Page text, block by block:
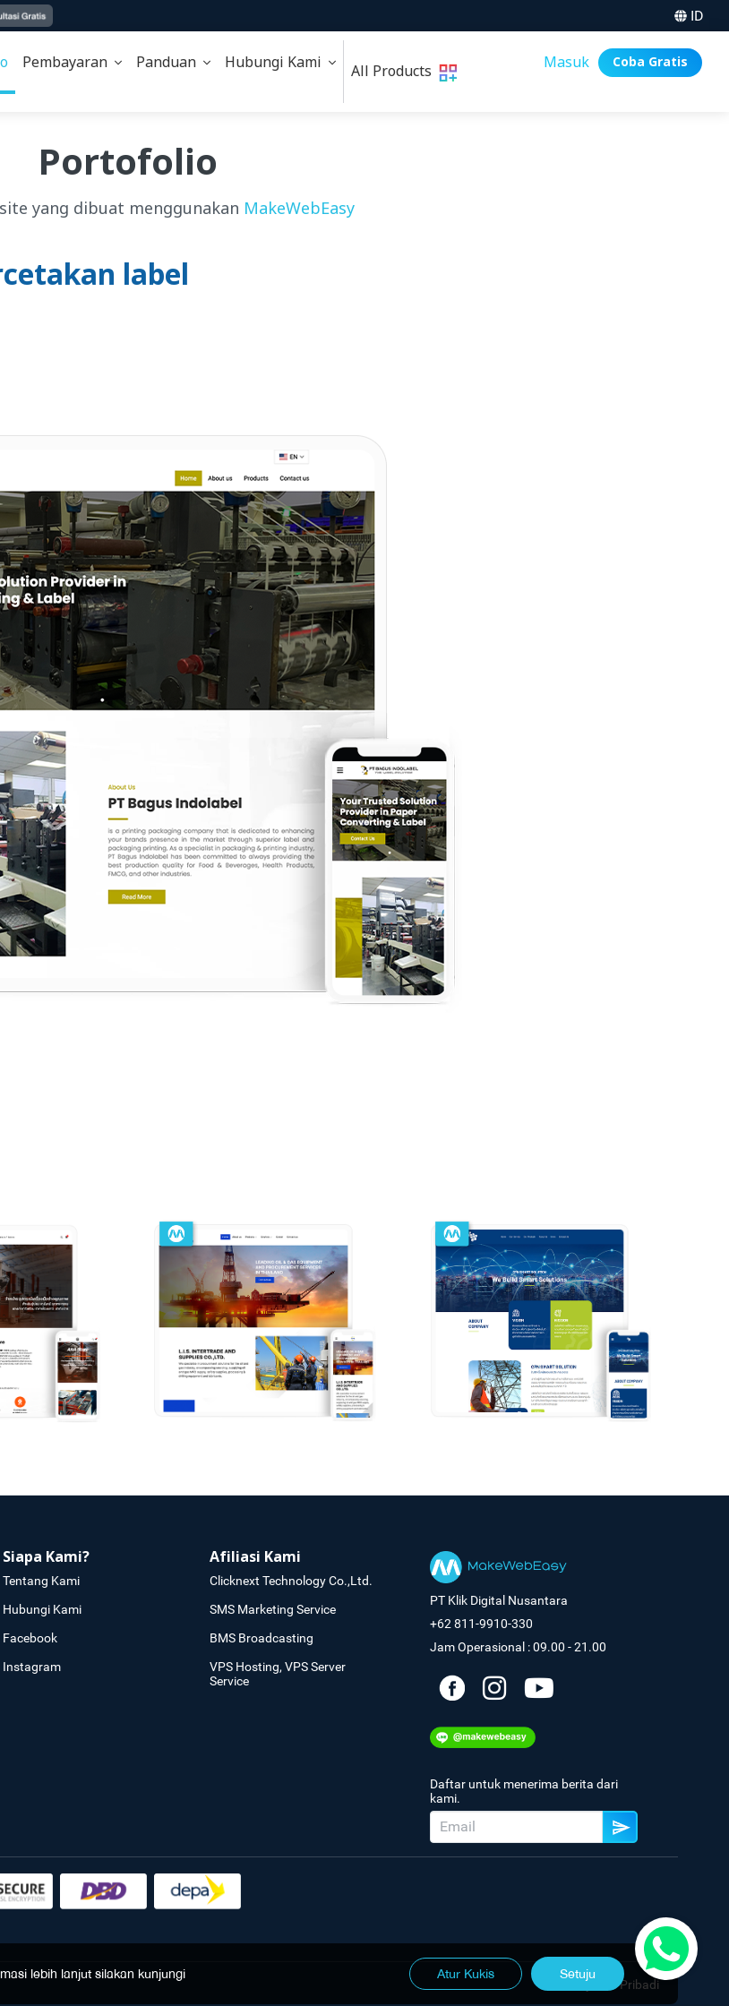
ID
Pembayaran Panduan Hubungi Kami All Products Masuk Coba Gratis
Portofolio
yang dibuat menggunakan MakeWebEasy
label
Siapa Kami?
Tentang Kami
Hubungi Kami
Facebook
Instagram
Afiliasi Kami
Clicknext Technology Co.,Ltd.
SMS Marketing Service
BMS Broadcasting
VPS Hosting, VPS Server
Service
PT Klik Digital Nusantara
+62 811-9910-330
Jam Operasional : 09.00 - 21.00
Daftar untuk menerima berita dari
kami.
Kebijakan Pribadi
lebih lanjut silakan kunjungi Atur Kukis Setuju